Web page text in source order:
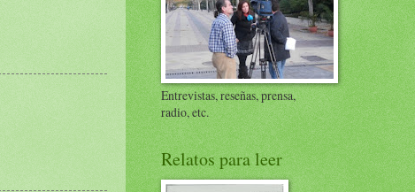
Entrevistas, reseñas, prensa,
radio, etc.
Relatos para leer